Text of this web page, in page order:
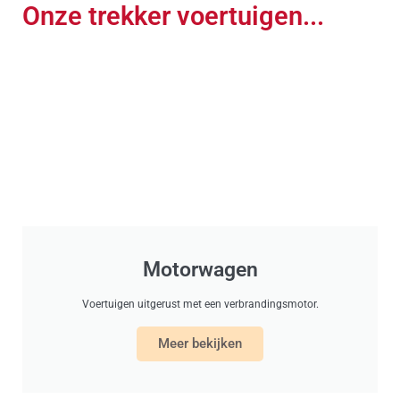
Onze trekker voertuigen...
Motorwagen
Voertuigen uitgerust met een verbrandingsmotor.
Meer bekijken